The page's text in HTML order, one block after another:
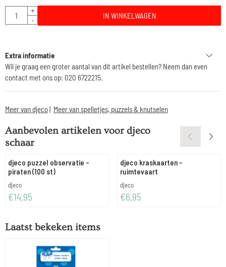
Aantal
+
-
IN WINKELWAGEN
Extra informatie
Wil je graag een groter aantal van dit artikel bestellen? Neem dan even
contact met ons op: 020 6722215.
Meer van djeco| Meer van spelletjes, puzzels & knutselen
Aanbevolen artikelen voordjeco
schaar
djeco puzzel observatie -
piraten (100 st)
Merk:
djeco
Prijs: 14,95
€14,95
djeco kraskaarten -
ruimtevaart
Merk:
djeco
Prijs: 6,95
€6,95
Laatst bekeken items